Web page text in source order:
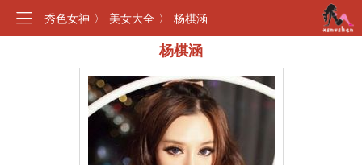
秀色女神 〉 美女大全 〉 杨棋涵
杨棋涵